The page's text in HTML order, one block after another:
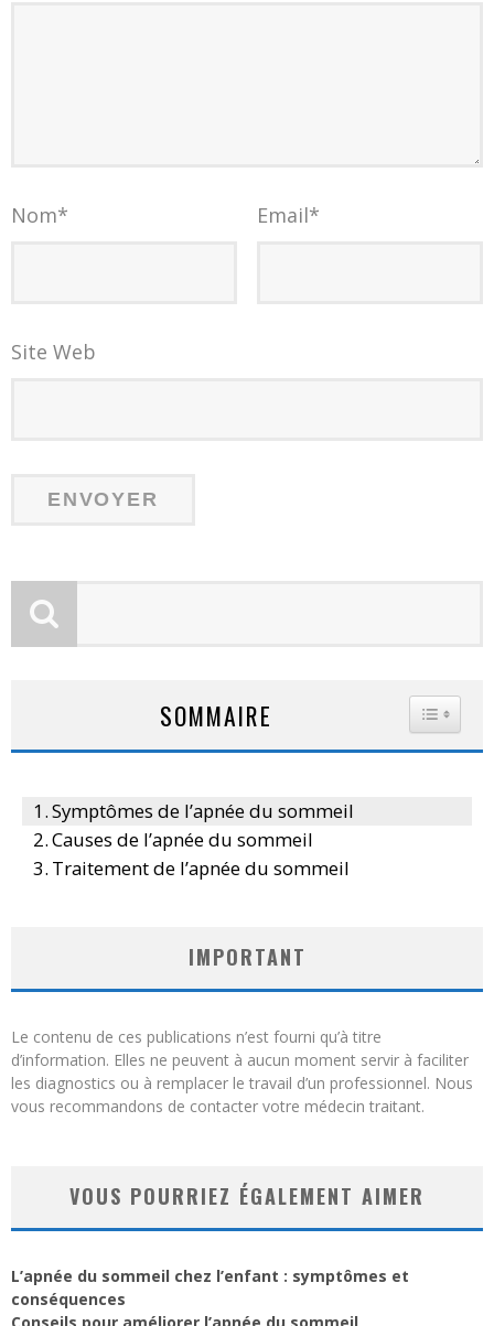
Nom* Email*
Site Web
SOMMAIRE
Symptômes de l’apnée du sommeil
Causes de l’apnée du sommeil
Traitement de l’apnée du sommeil
IMPORTANT
Le contenu de ces publications n’est fourni qu’à titre
d’information. Elles ne peuvent à aucun moment servir à faciliter
les diagnostics ou à remplacer le travail d’un professionnel. Nous
vous recommandons de contacter votre médecin traitant.
VOUS POURRIEZ ÉGALEMENT AIMER
L’apnée du sommeil chez l’enfant : symptômes et
conséquences